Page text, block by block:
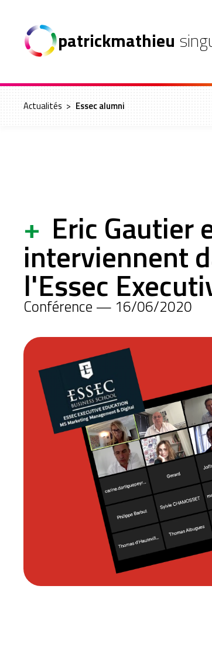
patrickmathieu
Actualités > Essec alumni
+ Eric Gautier
interviennent
l'Essec
Conférence — 16/06/2020